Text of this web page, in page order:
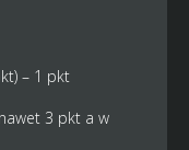
– 1 pkt
3 pkt a w